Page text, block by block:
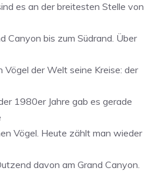
es an der breitesten Stelle von
Canyon bis zum Südrand. Über
Vögel der Welt seine Kreise: der
1980er Jahre gab es gerade
Vögel. Heute zählt man wieder
davon am Grand Canyon.